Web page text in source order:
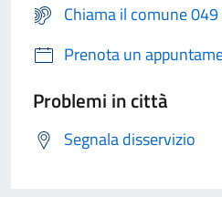
Chiama il comune
Prenota un
Problemi in città
Segnala disservizio